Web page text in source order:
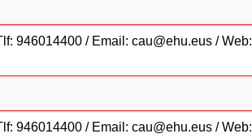
946014400 / Email: cau@ehu.eus / Web:
946014400 / Email: cau@ehu.eus / Web: